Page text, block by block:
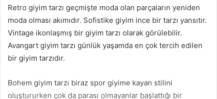
Retro giyim tarzı geçmişte moda olan parçaların yeniden
moda olması akımıdır. Sofistike giyim ince bir tarzı yansıtır.
Vintage ikonlaşmış bir giyim tarzı olarak görülebilir.
Avangart giyim tarzı günlük yaşamda en çok tercih edilen
bir giyim tarzıdır.
Bohem giyim tarzı biraz spor giyime kayan stilini
oluştururken çok da parası olmayanlar başlattığı bir